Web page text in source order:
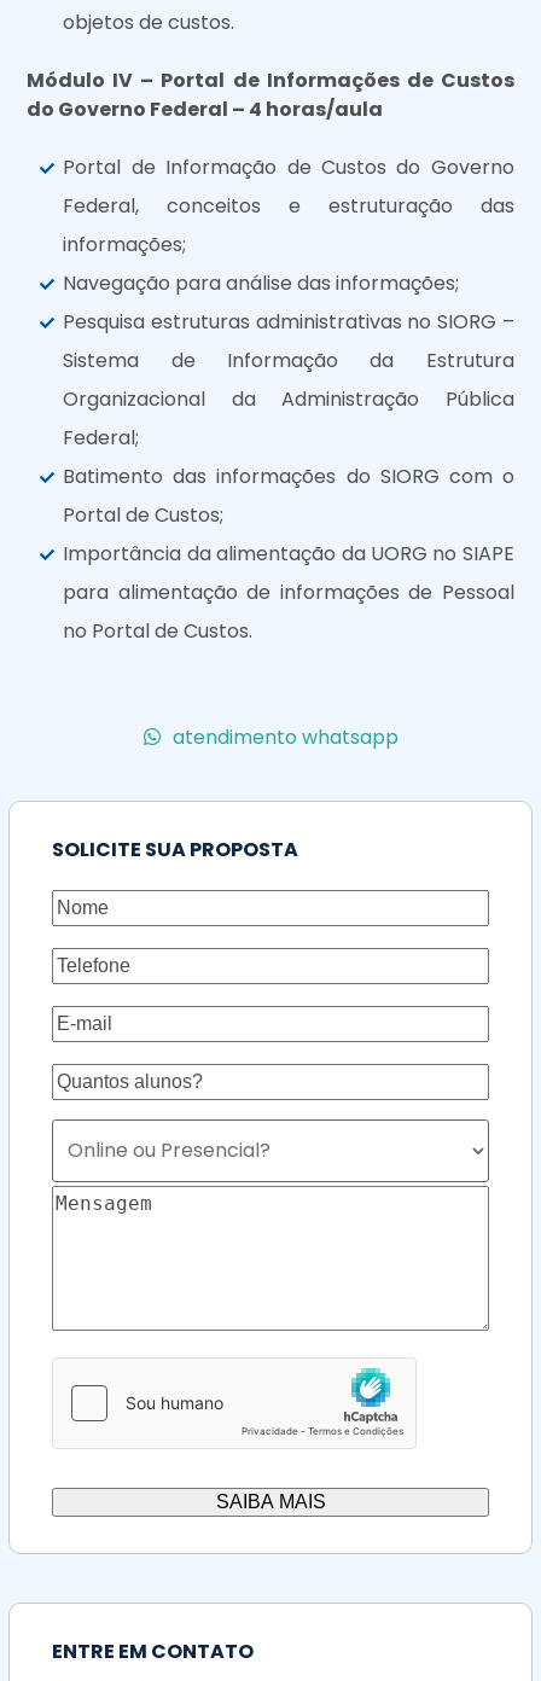
objetos de custos.
Módulo IV – Portal de Informações de Custos
do Governo Federal – 4 horas/aula
Portal de Informação de Custos do Governo
Federal, conceitos e estruturação das
informações;
Navegação para análise das informações;
Pesquisa estruturas administrativas no SIORG –
Sistema de Informação da Estrutura
Organizacional da Administração Pública
Federal;
Batimento das informações do SIORG com o
Portal de Custos;
Importância da alimentação da UORG no SIAPE
para alimentação de informações de Pessoal
no Portal de Custos.
atendimento whatsapp
SOLICITE SUA PROPOSTA
ENTRE EM CONTATO